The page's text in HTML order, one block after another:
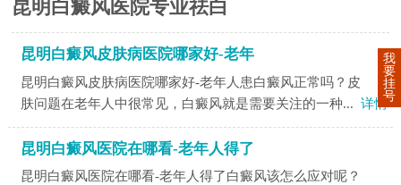
昆明白癜风医院专业祛白
昆明白癜风皮肤病医院哪家好-老年
昆明白癜风皮肤病医院哪家好-老年人患白癜风正常吗？皮
肤问题在老年人中很常见，白癜风就是需要关注的一种... 详情
昆明白癜风医院在哪看-老年人得了
昆明白癜风医院在哪看-老年人得了白癜风该怎么应对呢？
我
要
挂
号